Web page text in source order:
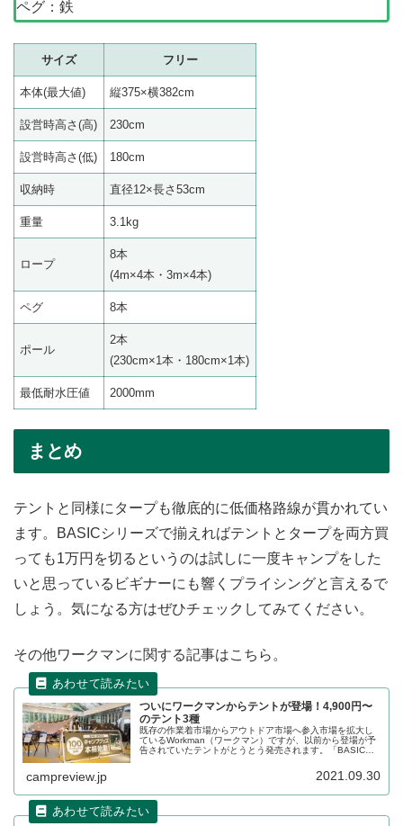
ペグ：鉄
サイズ フリー
本体(最大値) 縦375×横382cm
設営時高さ(高) 230cm
設営時高さ(低) 180cm
収納時 直径12×長さ53cm
重量 3.1kg
ロープ
8本
(4m×4本・3m×4本)
ペグ 8本
ポール
2本
(230cm×1本・180cm×1本)
最低耐水圧値 2000mm
まとめ
テントと同様にタープも徹底的に低価格路線が貫かれてい
ます。BASICシリーズで揃えればテントとタープを両方買
っても1万円を切るというのは試しに一度キャンプをした
いと思っているビギナーにも響くプライシングと言えるで
しょう。気になる方はぜひチェックしてみてください。
その他ワークマンに関する記事はこちら。
ついにワークマンからテントが登場！4,900円〜
のテント3種
既存の作業着市場からアウトドア市場へ参入市場を拡大し
ているWorkman（ワークマン）ですが、以前から登場が予
告されていたテントがとうとう発売されます。「BASICド
ド」、「ワイドミシックドームテント」の3種です。詳細を
campreview.jp 2021.09.30